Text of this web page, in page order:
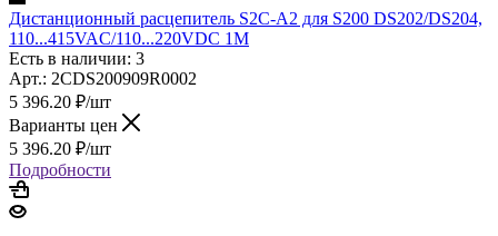
Дистанционный расцепитель S2C-A2 для S200 DS202/DS204,
110...415VAC/110...220VDC 1M
Есть в наличии: 3
Арт.: 2CDS200909R0002
5 396.20 ₽/шт
Варианты цен
5 396.20 ₽/шт
Подробности